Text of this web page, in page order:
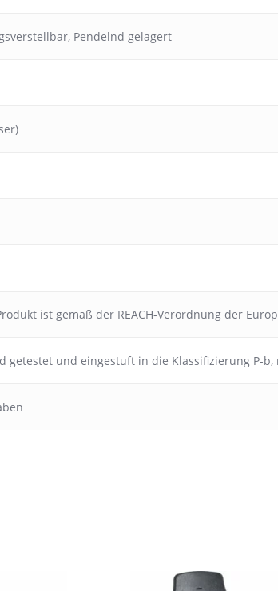
, Pendelnd gelagert
ist gemäß der REACH-Verordnung der
getestet und eingestuft in die Klassifizierung P-b,